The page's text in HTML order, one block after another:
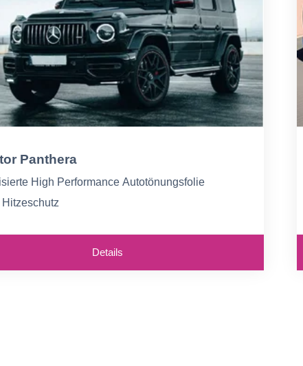
Panthera
High Performance Autotönungsfolie
Hitzeschutz
Details